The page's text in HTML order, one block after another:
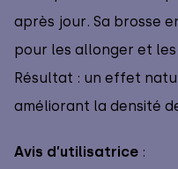
après jour. Sa brosse
pour les allonger et
Résultat : un effet
améliorant la densité
Avis d’utilisatrice :